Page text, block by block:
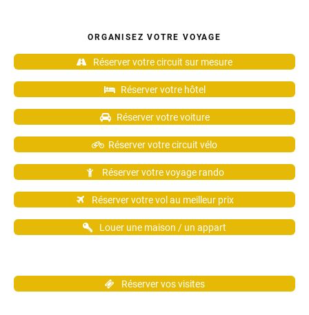
ORGANISEZ VOTRE VOYAGE
Réserver votre circuit sur mesure
Réserver votre hôtel
Réserver votre voiture
Réserver votre circuit vélo
Réserver votre voyage rando
Réserver votre vol au meilleur prix
Louer une maison / un appart
Réserver vos visites